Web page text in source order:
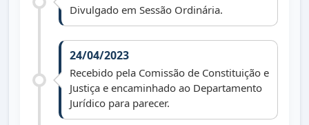
Divulgado em Sessão Ordinária.
24/04/2023
Recebido pela Comissão de Constituição e
Justiça e encaminhado ao Departamento
Jurídico para parecer.